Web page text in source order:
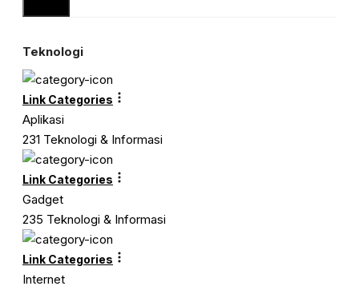
Close
Teknologi
Link Categories
Aplikasi
231 Teknologi & Informasi
Link Categories
Gadget
235 Teknologi & Informasi
Link Categories
Internet